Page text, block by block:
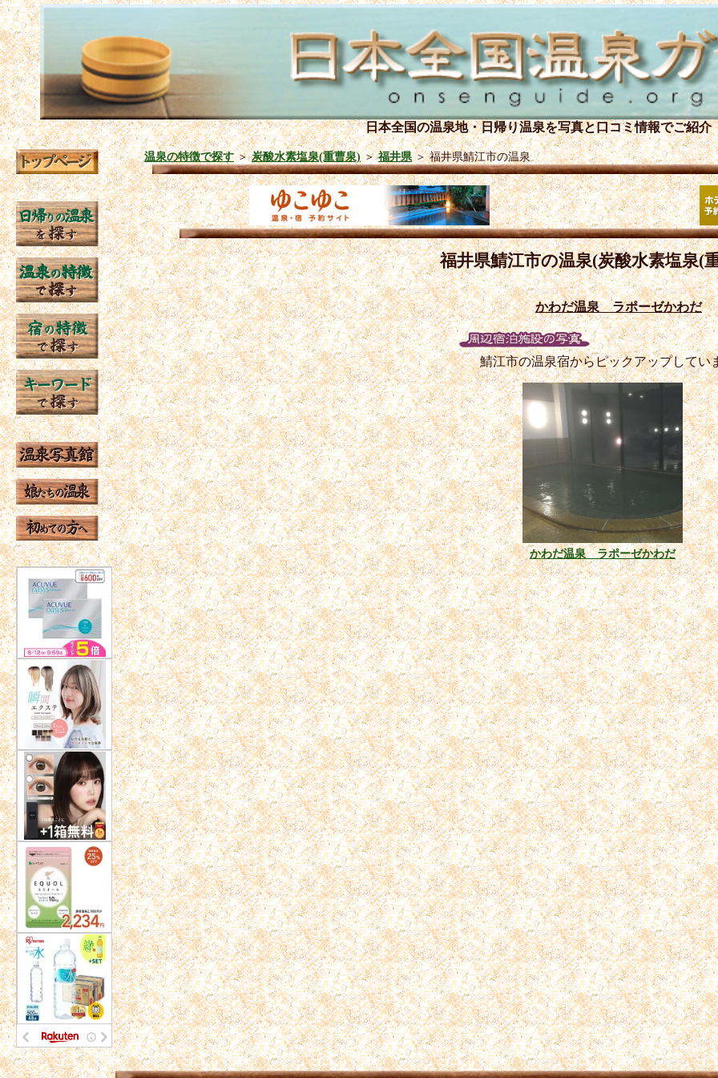
日本全国の温泉地・日帰り温泉を写真と口コミ情報でご紹介
温泉の特徴で探す＞炭酸水素塩泉(重曹泉)＞福井県＞福井県鯖江市の温泉
福井県鯖江市の温泉(炭酸水素塩泉(
かわだ温泉 ラポーゼかわだ
鯖江市の温泉宿からピックアップしてい
かわだ温泉 ラポーゼかわだ